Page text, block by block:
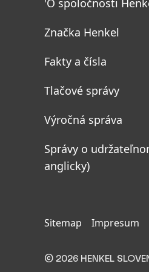
'O spoločnosti
Značka Henkel
Fakty a čísla
Tlačové správy
Výročná správa
Správy o
anglicky)
Sitemap Impresum
© 2026 HENKEL